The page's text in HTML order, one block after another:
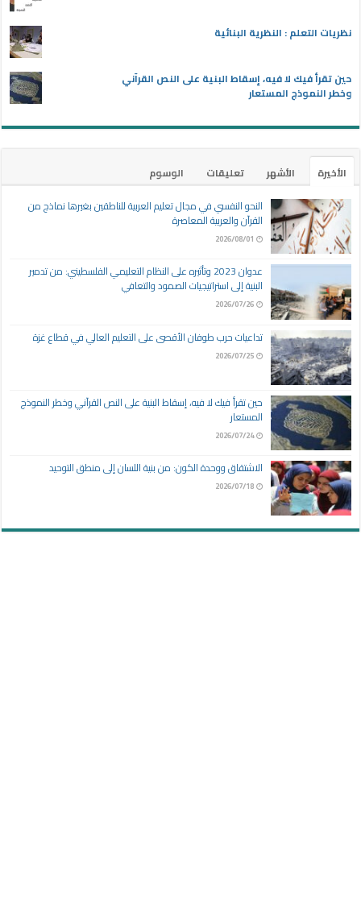
نظريات التعلم : النظرية البنائية
حين تقرأ فيك لا فيه، إسقاط البنية على النص القرآني
وخطر النموذج المستعار
الأخيرة الأشهر تعليقات
الوسوم
النحو النفسي في مجال تعليم العربية للناطقين بغيرها نماذج من
القرآن والعربية المعاصرة
2026/08/01
عدوان 2023 وتأثيره على النظام التعليمي الفلسطيني: من تدمير
البنية إلى استراتيجيات الصمود والتعافي
2026/07/26
تداعيات حرب طوفان الأقصى على التعليم العالي في قطاع غزة
2026/07/25
حين تقرأ فيك لا فيه، إسقاط البنية على النص القرآني وخطر النموذج
المستعار
2026/07/24
الاشتقاق ووحدة الكون: من بنية اللسان إلى منطق التوحيد
2026/07/18